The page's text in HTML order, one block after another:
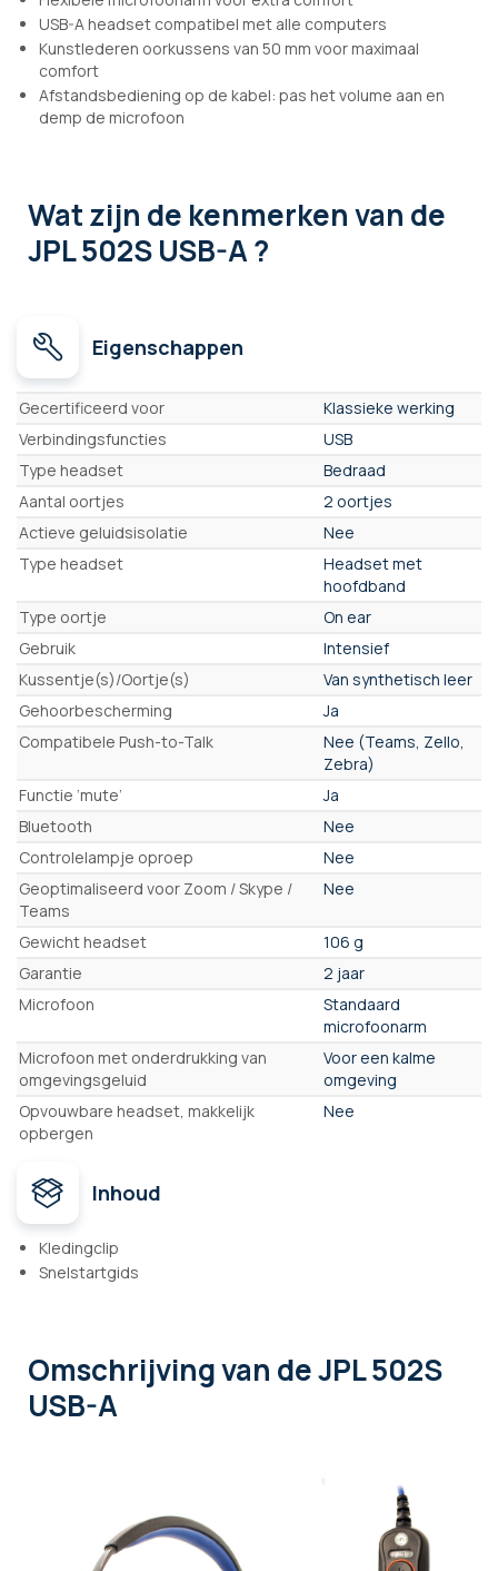
USB-A headset compatibel met alle computers
Kunstlederen oorkussens van 50 mm voor maximaal
comfort
Afstandsbediening op de kabel: pas het volume aan en
demp de microfoon
Wat zijn de kenmerkenvan de
JPL 502S USB-A ?
Eigenschappen
Eigenschappen
Gecertificeerd voor
Klassieke werking
Verbindingsfuncties
USB
Type headset
Bedraad
Aantal oortjes
2 oortjes
Actieve geluidsisolatie
Nee
Type headset
Headset met
hoofdband
Type oortje
On ear
Gebruik
Intensief
Kussentje(s)/Oortje(s)
Van synthetisch leer
Gehoorbescherming
Ja
Compatibele Push-to-Talk
Nee (Teams, Zello,
Zebra)
Functie ‘mute’
Ja
Bluetooth
Nee
Controlelampje oproep
Nee
Geoptimaliseerd voor Zoom / Skype /
Teams
Nee
Gewicht headset
106 g
Garantie
2 jaar
Microfoon
Standaard
microfoonarm
Microfoon met onderdrukking van
omgevingsgeluid
Voor een kalme
omgeving
Opvouwbare headset, makkelijk
opbergen
Nee
Inhoud
Kledingclip
Snelstartgids
Omschrijvingvan de JPL 502S
USB-A